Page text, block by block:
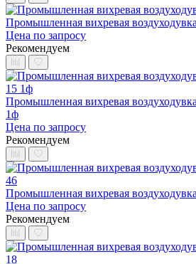
Промышленная вихревая
Цена по запросу
Рекомендуем
Промышленная вихревая
1ф
Цена по запросу
Рекомендуем
Промышленная вихревая
Цена по запросу
Рекомендуем